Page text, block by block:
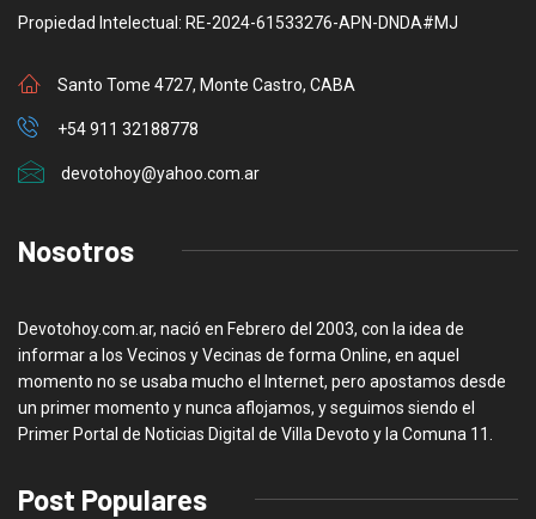
Propiedad Intelectual: RE-2024-61533276-APN-DNDA#MJ
Santo Tome 4727, Monte Castro, CABA
+54 911 32188778
devotohoy@yahoo.com.ar
Nosotros
Devotohoy.com.ar, nació en Febrero del 2003, con la idea de
informar a los Vecinos y Vecinas de forma Online, en aquel
momento no se usaba mucho el Internet, pero apostamos desde
un primer momento y nunca aflojamos, y seguimos siendo el
Primer Portal de Noticias Digital de Villa Devoto y la Comuna 11.
Post Populares